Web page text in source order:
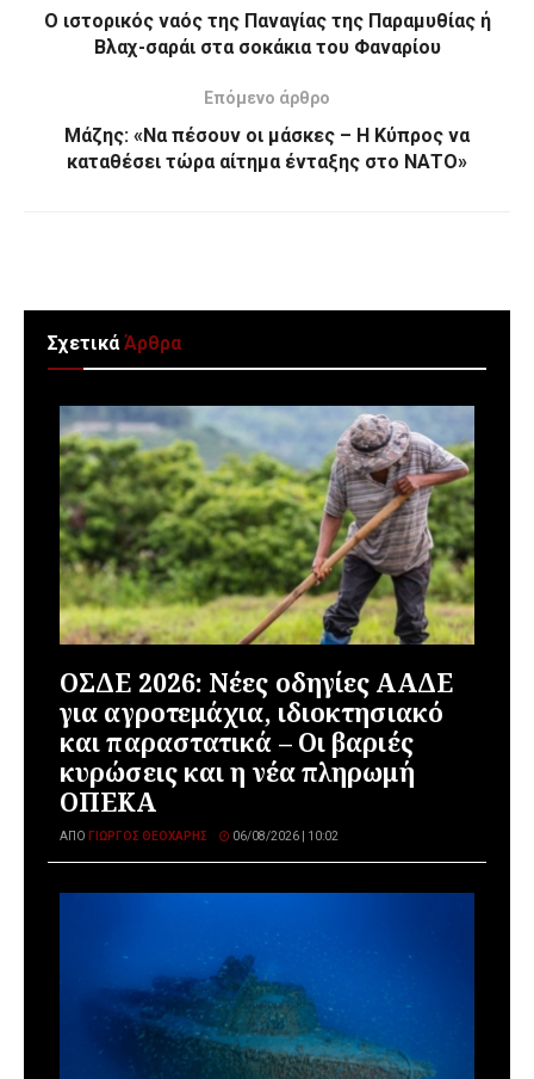
O ιστορικός ναός της Παναγίας της Παραμυθίας ή
Βλαχ-σαράι στα σοκάκια του Φαναρίου
Επόμενο άρθρο
Μάζης: «Nα πέσουν οι μάσκες – Η Κύπρος να
καταθέσει τώρα αίτημα ένταξης στο ΝΑΤΟ»
ΣχετικάΆρθρα
ΟΣΔΕ 2026: Νέες οδηγίες ΑΑΔΕ
για αγροτεμάχια, ιδιοκτησιακό
και παραστατικά – Οι βαριές
κυρώσεις και η νέα πληρωμή
ΟΠΕΚΑ
ΑΠΌ ΓΙΏΡΓΟΣ ΘΕΟΧΆΡΗΣ 06/08/2026 | 10:02